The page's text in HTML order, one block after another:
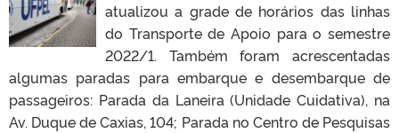
atualizou a grade de horários das linhas
do Transporte de Apoio para o semestre
2022/1. Também foram acrescentadas
algumas paradas para embarque e desembarque de
passageiros: Parada da Laneira (Unidade Cuidativa), na
Av. Duque de Caxias, 104; Parada no Centro de Pesquisas